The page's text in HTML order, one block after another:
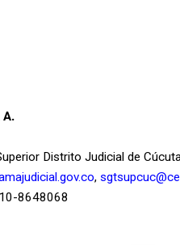
A.
Distrito Judicial de
,
8648068